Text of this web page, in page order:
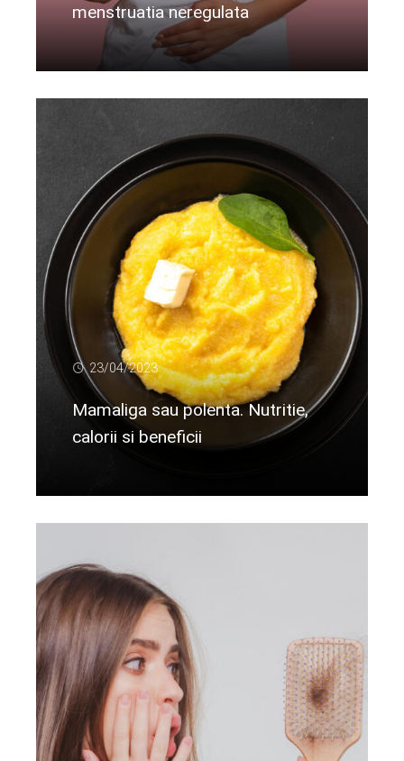
menstruatia neregulata
Citeste mai departe...
23/04/2023
Mamaliga sau polenta. Nutritie,
calorii si beneficii